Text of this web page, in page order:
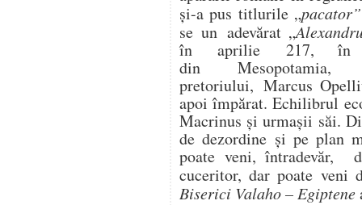
și-a pus titlurile „pacator”
se un adevărat „
în aprilie 217, în
din Mesopotamia,
pretoriului, Marcus
apoi împărat. Echilibrul
Macrinus și urmașii săi.
de dezordine și pe plan
poate veni, întradevăr,
cuceritor, dar poate veni
Biserici Valaho – Egiptene